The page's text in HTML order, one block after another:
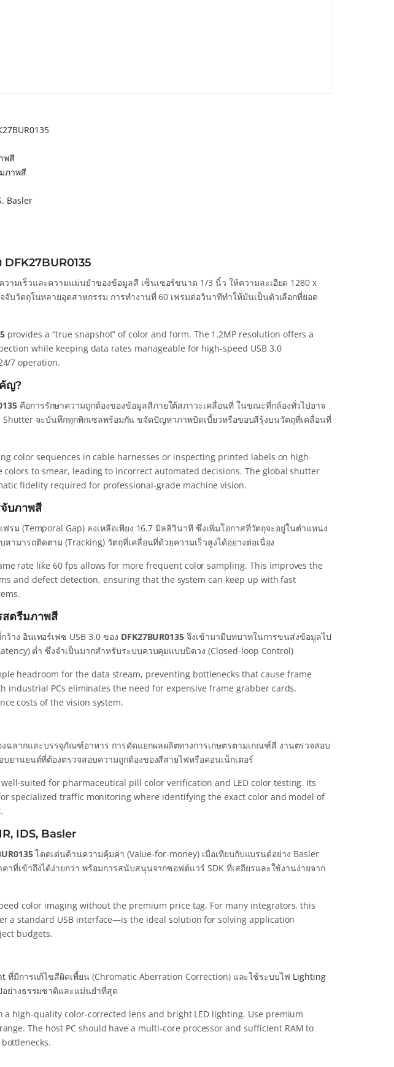
พสี
ภาพสี
Basler
ามเร็วและความแม่นยำของข้อมูลสี เซ็นเซอร์ขนาด 1/3 นิ้ว ให้ความละเอียด 1280 x
จับวัตถุในหลายอุตสาหกรรม การทำงานที่ 60 เฟรมต่อวินาทีทำให้มันเป็นตัวเลือกที่ยอด
provides a “true snapshot” of color and form. The 1.2MP resolution offers a
while keeping data rates manageable for high-speed USB 3.0
7 operation.
ญ?
คือการรักษาความถูกต้องของข้อมูลสีภายใต้สภาวะเคลื่อนที่ ในขณะที่กล้องทั่วไปอาจ
Shutter จะบันทึกทุกพิกเซลพร้อมกัน ขจัดปัญหาภาพบิดเบี้ยวหรือขอบสีรุ้งบนวัตถุที่เคลื่อนที่
color sequences in cable harnesses or inspecting printed labels on high-
to smear, leading to incorrect automated decisions. The global shutter
fidelity required for professional-grade machine vision.
บภาพสี
รม (Temporal Gap) ลงเหลือเพียง 16.7 มิลลิวินาที ซึ่งเพิ่มโอกาสที่วัตถุจะอยู่ในตำแหน่ง
ามารถติดตาม (Tracking) วัตถุที่เคลื่อนที่ด้วยความเร็วสูงได้อย่างต่อเนื่อง
rate like 60 fps allows for more frequent color sampling. This improves the
and defect detection, ensuring that the system can keep up with fast
สตรีมภาพสี
าง อินเทอร์เฟซ USB 3.0 ของ DFK27BUR0135 จึงเข้ามามีบทบาทในการขนส่งข้อมูลไป
ต่ำ ซึ่งจำเป็นมากสำหรับระบบควบคุมแบบปิดวง (Closed-loop Control)
headroom for the data stream, preventing bottlenecks that cause frame
industrial PCs eliminates the need for expensive frame grabber cards,
costs of the vision system.
ฉลากและบรรจุภัณฑ์อาหาร การคัดแยกผลผลิตทางการเกษตรตามเกณฑ์สี งานตรวจสอบ
บยานยนต์ที่ต้องตรวจสอบความถูกต้องของสีสายไฟหรือคอนเน็กเตอร์
suited for pharmaceutical pill color verification and LED color testing. Its
specialized traffic monitoring where identifying the exact color and model of
IDS, Basler
โดดเด่นด้านความคุ้มค่า (Value-for-money) เมื่อเทียบกับแบรนด์อย่าง Basler
าที่เข้าถึงได้ง่ายกว่า พร้อมการสนับสนุนจากซอฟต์แวร์ SDK ที่เสถียรและใช้งานง่ายจาก
color imaging without the premium price tag. For many integrators, this
a standard USB interface—is the ideal solution for solving application
budgets.
ที่มีการแก้ไขสีผิดเพี้ยน (Chromatic Aberration Correction) และใช้ระบบไฟ Lighting
อย่างธรรมชาติและแม่นยำที่สุด
high-quality color-corrected lens and bright LED lighting. Use premium
range. The host PC should have a multi-core processor and sufficient RAM to